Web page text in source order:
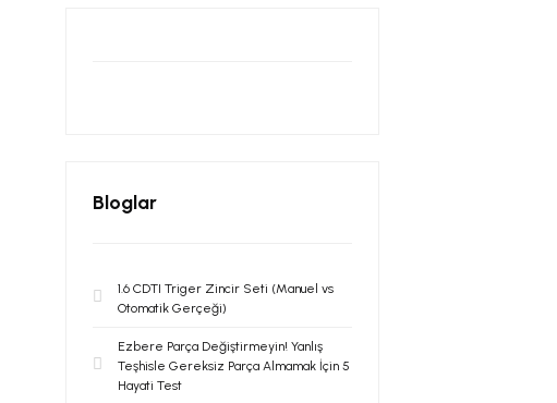
Bloglar
1.6 CDTI Triger Zincir Seti (Manuel vs
Otomatik Gerçeği)
Ezbere Parça Değiştirmeyin! Yanlış
Teşhisle Gereksiz Parça Almamak İçin 5
Hayati Test